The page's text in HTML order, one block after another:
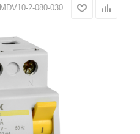
MDV10-2-080-030